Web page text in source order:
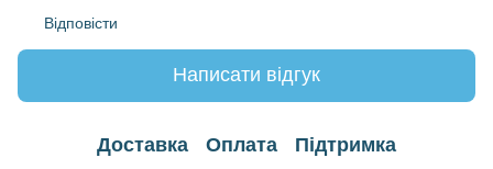
Відповісти
Написати відгук
Доставка Оплата Підтримка